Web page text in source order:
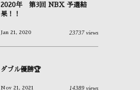
2020年 第3回 NBX 予選結
果！！
Jan 21, 2020 23737 views
ダブル優勝🏆
Nov 21, 2021 14389 views